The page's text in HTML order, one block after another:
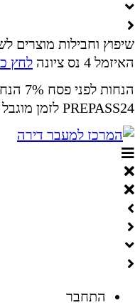
שיפוץ וחבילות מוצרים
האיזמל 4 נס ציונה
לחץ
PREPASS24 לזמן מוגבל (מינימום 1000 ש"ח רכישה)
התחבר